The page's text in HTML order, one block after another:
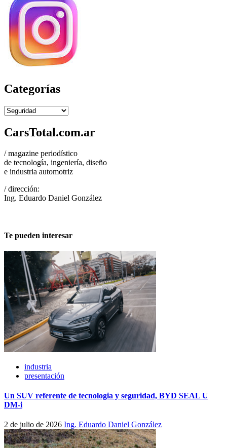
Categorías
Categorías
CarsTotal.com.ar
/ magazine periodístico
de tecnología, ingeniería, diseño
e industria automotriz
/ dirección:
Ing. Eduardo Daniel González
Te pueden interesar
industria
presentación
Un SUV referente de tecnologia y seguridad, BYD SEAL U
DM-i
2 de julio de 2026 Ing. Eduardo Daniel González